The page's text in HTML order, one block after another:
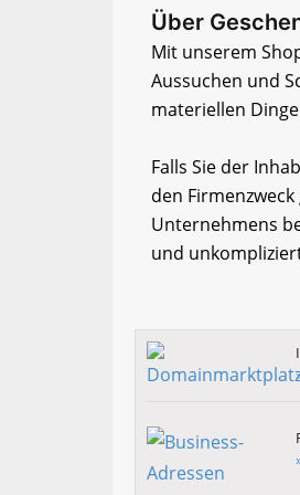
Über
Mit unserem
Aussuchen und
materiellen
Falls Sie der
den
Unternehmens
und